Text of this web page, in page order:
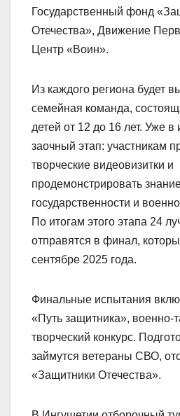
Государственный фонд
Отечества», Движение
Центр «Воин».
Из каждого региона будет
семейная команда,
детей от 12 до 16 лет. Уже в
заочный этап: участникам
творческие видеовизитки и
продемонстрировать
государственности и
По итогам этого этапа 24
отправятся в финал,
сентябре 2025 года.
Финальные испытания
«Путь защитника», военно-
творческий конкурс.
займутся ветераны СВО,
«Защитники Отечества».